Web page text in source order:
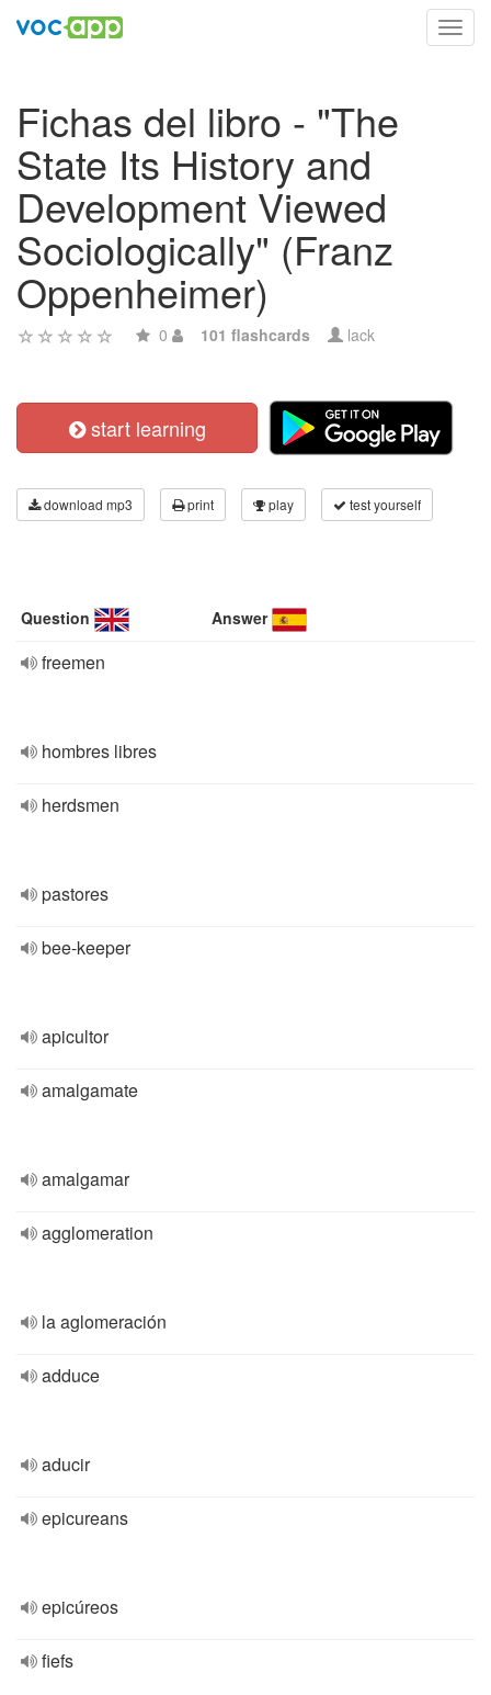
Fichas del libro - "The
State Its History and
Development Viewed
Sociologically" (Franz
Oppenheimer)
0 101 flashcards lack
start learning
download mp3 print play test yourself
Question Answer
freemen
hombres libres
herdsmen
pastores
bee-keeper
apicultor
amalgamate
amalgamar
agglomeration
la aglomeración
adduce
aducir
epicureans
epicúreos
fiefs